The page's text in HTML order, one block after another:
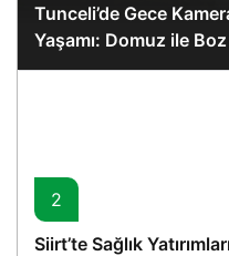
Tunceli’de Gece
Yaşamı: Domuz ile Boz
2
Siirt’te Sağlık